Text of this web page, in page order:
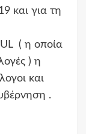
και για τη
( η οποία
) η
και
.